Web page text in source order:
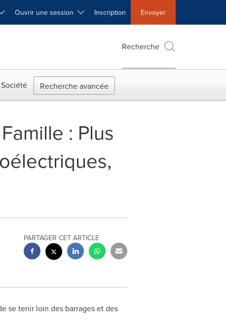
Ouvrir une session Inscription Envoyer
Recherche
Société Recherche avancée
: Plus
PARTAGER CET ARTICLE
se tenir loin des barrages et des